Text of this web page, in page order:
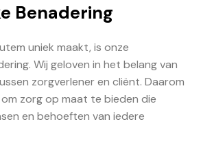
Benadering
uniek maakt, is onze
Wij geloven in het belang van
zorgverlener en cliënt. Daarom
zorg op maat te bieden die
en behoeften van iedere